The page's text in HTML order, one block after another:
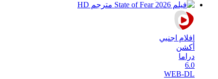
افلام اجنبي
أكشن
دراما
6.0
WEB-DL